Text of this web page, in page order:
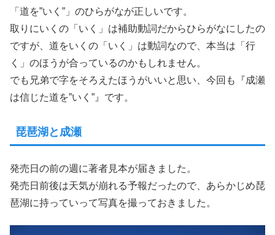
「道を”いく”」のひらがなが正しいです。
取りにいくの「いく」は補助動詞だからひらがなにしたの
ですが、道をいくの「いく」は動詞なので、本当は「行
く」のほうが合っているのかもしれません。
でも兄弟で字をそろえたほうがいいと思い、今回も『成瀬
は信じた道を”いく”』です。
琵琶湖と成瀬
発売日の前の週に著者見本が届きました。
発売日前後は天気が崩れる予報だったので、あらかじめ琵
琶湖に持っていって写真を撮っておきました。